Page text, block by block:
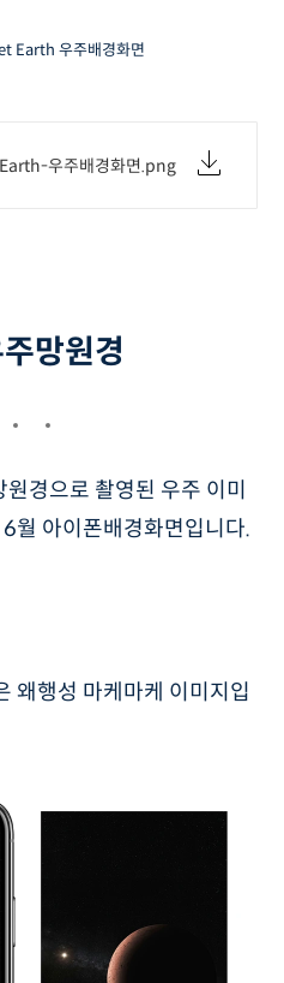
Earth 우주배경화면
우주배경화면.png
망원경
경으로 촬영된 우주 이미
월 아이폰배경화면입니다.
왜행성 마케마케 이미지입